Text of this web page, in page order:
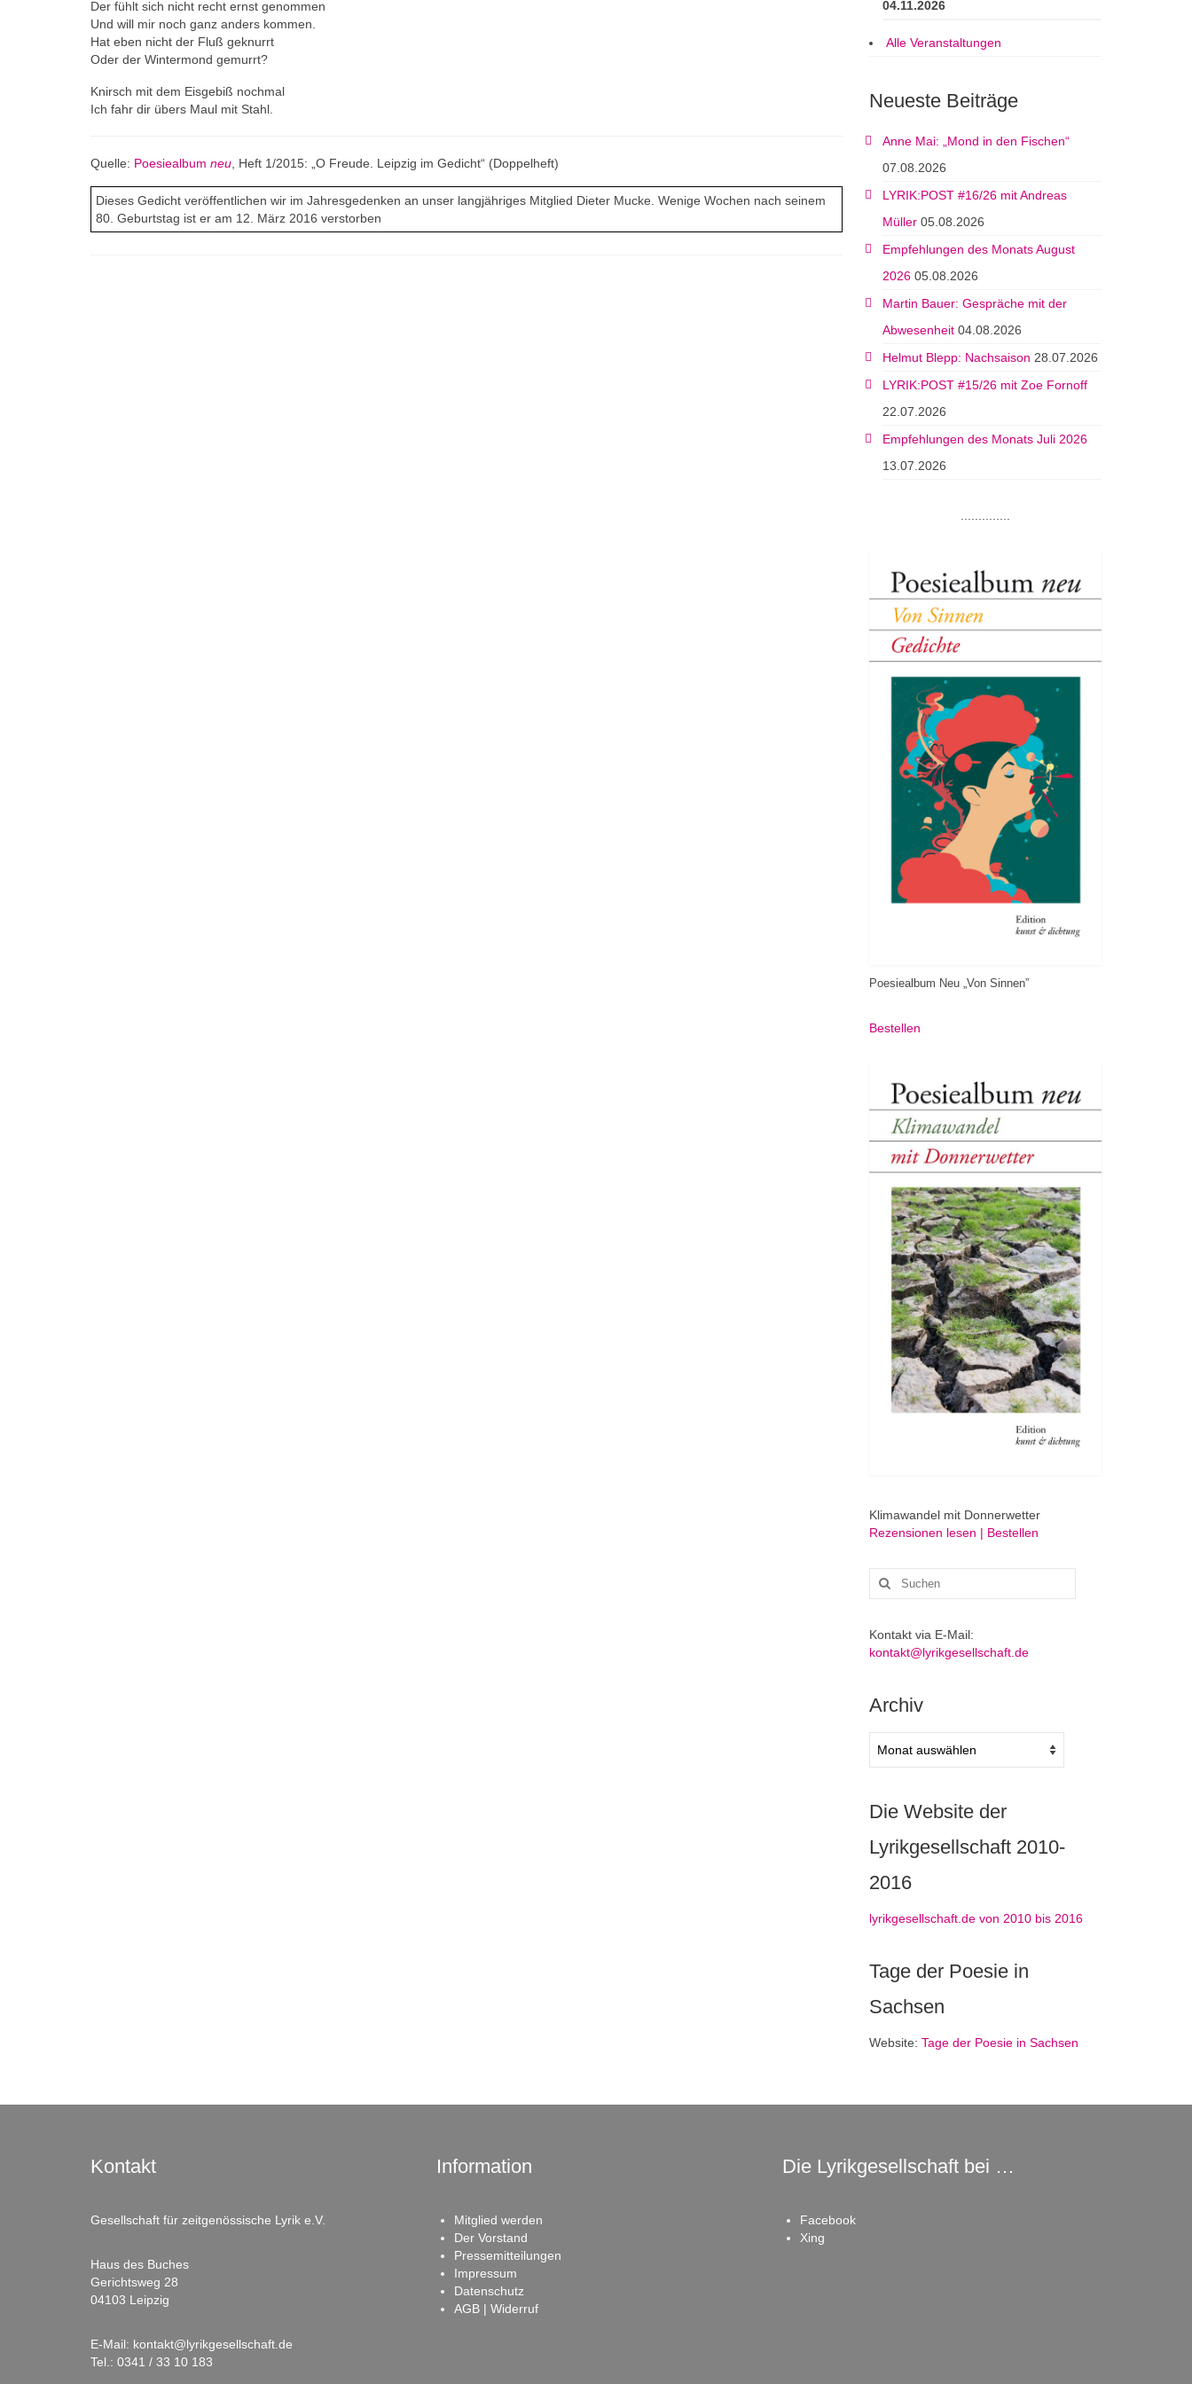
Der fühlt sich nicht recht ernst genommen
Und will mir noch ganz anders kommen.
Hat eben nicht der Fluß geknurrt
Oder der Wintermond gemurrt?
Knirsch mit dem Eisgebiß nochmal
Ich fahr dir übers Maul mit Stahl.
Quelle: Poesiealbum neu , Heft 1/2015: „O Freude. Leipzig im Gedicht“ (Doppelheft)
Dieses Gedicht veröffentlichen wir im Jahresgedenken an unser langjähriges Mitglied Dieter Mucke. Wenige Wochen nach seinem
80. Geburtstag ist er am 12. März 2016 verstorben
04.11.2026
Alle Veranstaltungen
Neueste Beiträge
Anne Mai: „Mond in den Fischen“
07.08.2026
LYRIK:POST #16/26 mit Andreas
Müller 05.08.2026
Empfehlungen des Monats August
2026 05.08.2026
Martin Bauer: Gespräche mit der
Abwesenheit 04.08.2026
Helmut Blepp: Nachsaison 28.07.2026
LYRIK:POST #15/26 mit Zoe Fornoff
22.07.2026
Empfehlungen des Monats Juli 2026
13.07.2026
Poesiealbum Neu „Von Sinnen”
Bestellen
Klimawandel mit Donnerwetter
Rezensionen lesen | Bestellen
Suchen
nach:
Kontakt via E-Mail:
kontakt@lyrikgesellschaft.de
Archiv
Die Website der
Lyrikgesellschaft 2010-
2016
lyrikgesellschaft.de von 2010 bis 2016
Tage der Poesie in
Sachsen
Website: Tage der Poesie in Sachsen
Kontakt
Gesellschaft für zeitgenössische Lyrik e.V.
Haus des Buches
Gerichtsweg 28
04103 Leipzig
E-Mail: kontakt@lyrikgesellschaft.de
Tel.: 0341 / 33 10 183
Information
Mitglied werden
Der Vorstand
Pressemitteilungen
Impressum
Datenschutz
AGB | Widerruf
Die Lyrikgesellschaft bei …
Facebook
Xing